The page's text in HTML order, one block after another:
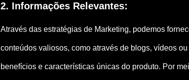
2. Informações Relevantes:
Através das estratégias de Marketing, podemos
conteúdos valiosos, como através de blogs, vídeos
benefícios e características únicas do produto. Por